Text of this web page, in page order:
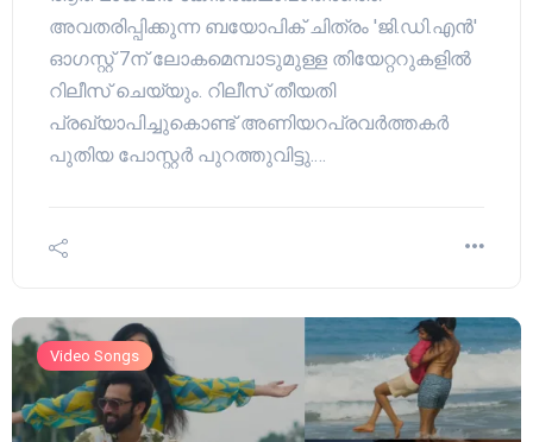
അവതരിപ്പിക്കുന്ന ബയോപിക് ചിത്രം 'ജി.ഡി.എൻ'
ഓഗസ്റ്റ് 7ന് ലോകമെമ്പാടുമുള്ള തിയേറ്ററുകളിൽ
റിലീസ് ചെയ്യും. റിലീസ് തീയതി
പ്രഖ്യാപിച്ചുകൊണ്ട് അണിയറപ്രവർത്തകർ
പുതിയ പോസ്റ്റർ പുറത്തുവിട്ടു.…
Video Songs